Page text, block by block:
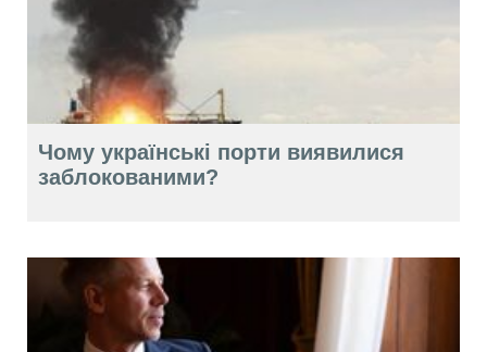
Чому українські порти виявилися
заблокованими?